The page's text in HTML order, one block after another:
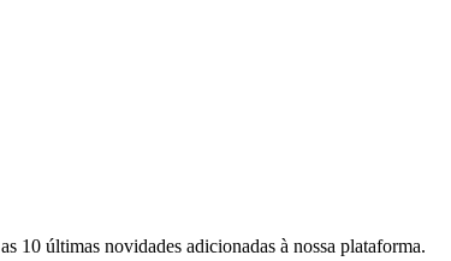
10 últimas novidades adicionadas à nossa plataforma.